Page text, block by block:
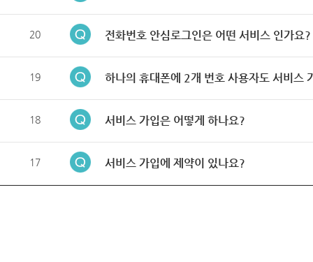
20 전화번호 안심로그인은 어떤 서비스 인가요?
19 하나의 휴대폰에 2개 번호 사용자도 서비스
18 서비스 가입은 어떻게 하나요?
17 서비스 가입에 제약이 있나요?